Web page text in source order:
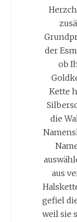
der
ob
Kette
die
aus
gefiel
weil sie